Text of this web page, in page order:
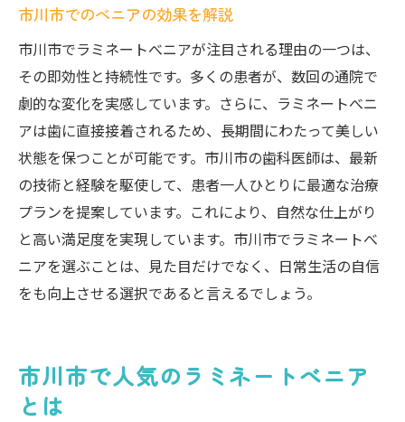
市川市でのべニアの効果を解説
市川市でラミネートべニアが注目される理由の一つは、
その即効性と持続性です。多くの患者が、数回の通院で
劇的な変化を実感しています。さらに、ラミネートべニ
アは歯に直接接着されるため、長期間にわたって美しい
状態を保つことが可能です。市川市の歯科医師は、最新
の技術と経験を駆使して、患者一人ひとりに最適な治療
プランを提案しています。これにより、自然な仕上がり
と高い満足度を実現しています。市川市でラミネートべ
ニアを選ぶことは、見た目だけでなく、日常生活の自信
をも向上させる選択であると言えるでしょう。
市川市で人気のラミネートべニア
とは